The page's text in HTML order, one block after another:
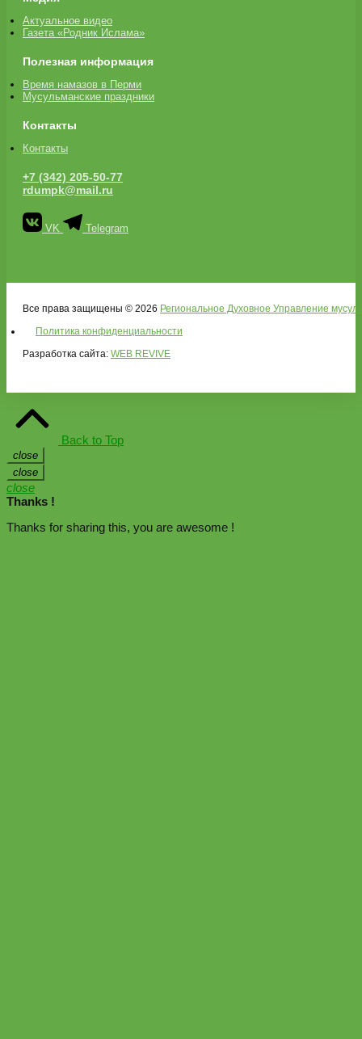
Актуальное видео
Газета «Родник Ислама»
Полезная информация
Время намазов в Перми
Мусульманские праздники
Контакты
Контакты
+7 (342) 205-50-77
rdumpk@mail.ru
VK Telegram
Все права защищены © 2026 Региональное Духовное Управление
Политика конфиденциальности
Разработка сайта: WEB REVIVE
Back to Top
close
close
close
Thanks !
Thanks for sharing this, you are awesome !